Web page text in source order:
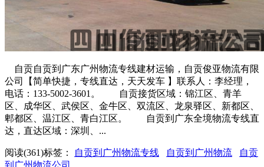
自贡自贡到广东广州物流专线建材运输，自贡俊亚物流有限
公司【简单快捷，专线直达，天天发车 】联系人：李经理，
电话：133-5002-3601。 自贡接货区域：锦江区、青羊
区、成华区、武侯区、金牛区、双流区、龙泉驿区、新都区、
郫都区、温江区、青白江区。 自贡到广东全境物流专线直
达，直达区域：深圳、...
阅读(361)标签： 自贡到广州物流专线 自贡到广州物流
自贡
到广州物流公司